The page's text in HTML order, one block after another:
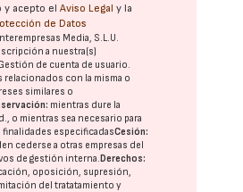
y acepto elAviso Legal y la
de Datos
Media, S.L.U.
a nuestra(s)
de cuenta de usuario.
relacionados con la misma o
similares o
mientras dure la
o mientras sea necesario para
finalidades especificadasCesión:
cederse a otras empresas del
de gestión interna.Derechos:
oposición, supresión,
del tratatamiento y